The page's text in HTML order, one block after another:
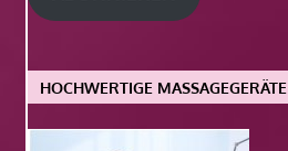
HOCHWERTIGE MASSAGEGERÄTE